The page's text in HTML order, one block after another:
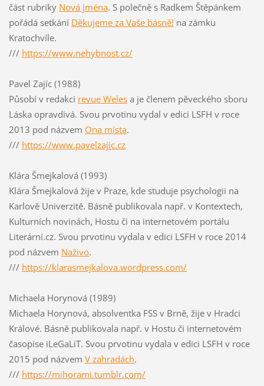
část rubriky Nová jména. S polečně s Radkem Štěpánkem
pořádá setkání Děkujeme za Vaše básně! na zámku
Kratochvíle.
/// https://www.nehybnost.cz/
Pavel Zajíc (1988)
Působí v redakci revue Welesa je členem pěveckého sboru
Láska opravdivá. Svou prvotinu vydal v edici LSFH v roce
2013 pod názvem Ona místa.
/// https://www.pavelzajic.cz
Klára Šmejkalová (1993)
Klára Šmejkalová žije v Praze, kde studuje psychologii na
Karlově Univerzitě. Básně publikovala např. v Kontextech,
Kulturních novinách, Hostu či na internetovém portálu
Literární.cz. Svou prvotinu vydala v edici LSFH v roce 2014
pod názvem Naživo.
/// https://klarasmejkalova.wordpress.com/
Michaela Horynová (1989)
Michaela Horynová, absolventka FSS v Brně, žije v Hradci
Králové. Básně publikovala např. v Hostu či internetovém
časopise iLeGaLiT. Svou prvotinu vydala v edici LSFH v roce
2015 pod názvem V zahradách.
/// https://mihorami.tumblr.com/